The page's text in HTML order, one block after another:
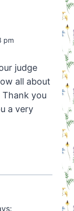
pm
judge
all about
you
a very